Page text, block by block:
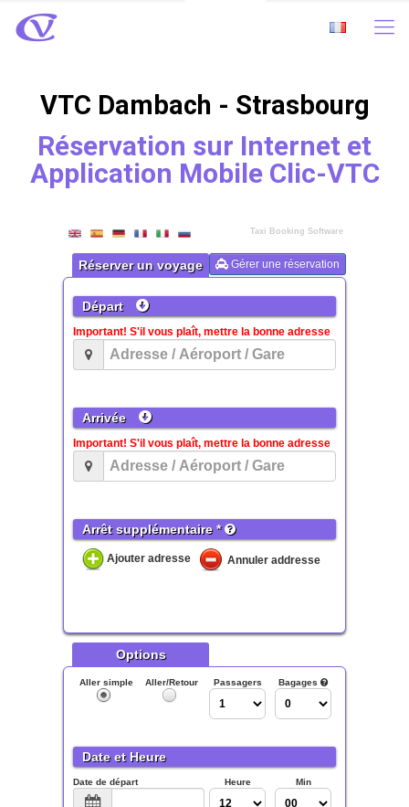
VTC Dambach - Strasbourg
Réservation sur Internet et
Application Mobile Clic-VTC